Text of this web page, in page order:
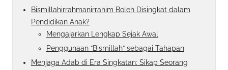
Bismillahirrahmanirrahim Boleh Disingkat dalam
Pendidikan Anak?
Mengajarkan Lengkap Sejak Awal
Penggunaan “Bismillah” sebagai Tahapan
Menjaga Adab di Era Singkatan: Sikap Seorang